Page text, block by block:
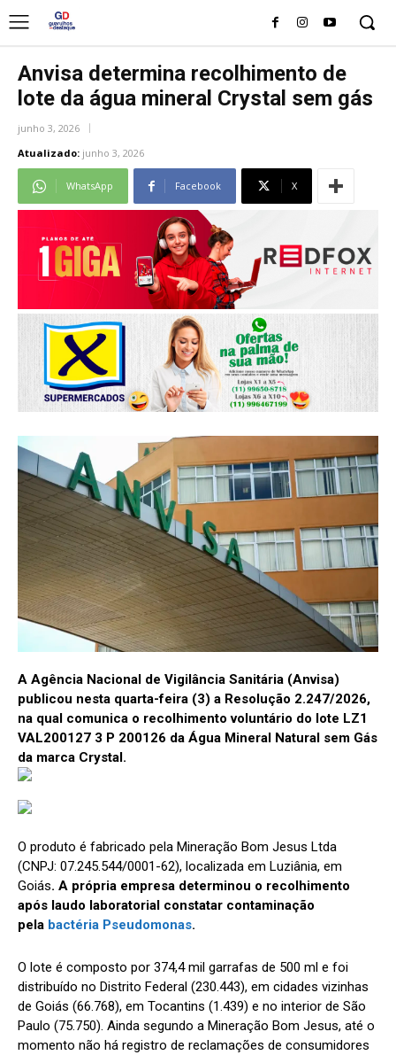
Anvisa determina recolhimento de
lote da água mineral Crystal sem gás
junho 3, 2026
Atualizado: junho 3, 2026
WhatsApp Facebook X
A Agência Nacional de Vigilância Sanitária (Anvisa)
publicou nesta quarta-feira (3) a Resolução 2.247/2026,
na qual comunica o recolhimento voluntário do lote LZ1
VAL200127 3 P 200126 da Água Mineral Natural sem Gás
da marca Crystal.
O produto é fabricado pela Mineração Bom Jesus Ltda
(CNPJ: 07.245.544/0001-62), localizada em Luziânia, em
Goiás. A própria empresa determinou o recolhimento
após laudo laboratorial constatar contaminação
pela bactéria Pseudomonas.
O lote é composto por 374,4 mil garrafas de 500 ml e foi
distribuído no Distrito Federal (230.443), em cidades vizinhas
de Goiás (66.768), em Tocantins (1.439) e no interior de São
Paulo (75.750). Ainda segundo a Mineração Bom Jesus, até o
momento não há registro de reclamações de consumidores